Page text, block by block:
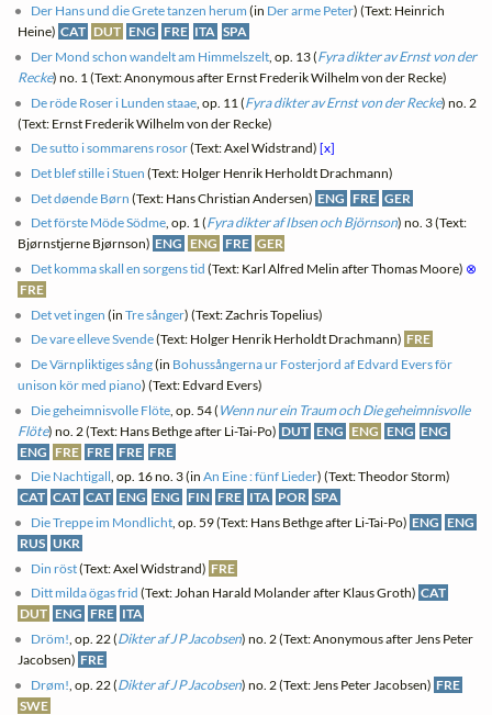
Der Hans und die Grete tanzen herum (in Der arme Peter) (Text: Heinrich
Heine) CAT DUT ENG FRE ITA SPA
Der Mond schon wandelt am Himmelszelt , op. 13 (Fyra dikter av Ernst von der
Recke) no. 1 (Text: Anonymous after Ernst Frederik Wilhelm von der Recke)
De röde Roser i Lunden staae , op. 11 (Fyra dikter av Ernst von der Recke) no. 2
(Text: Ernst Frederik Wilhelm von der Recke)
De sutto i sommarens rosor(Text: Axel Widstrand)[x]
Det blef stille i Stuen (Text: Holger Henrik Herholdt Drachmann)
Det døende Børn (Text: Hans Christian Andersen) ENG FRE GER
Det förste Möde Södme, op. 1 (Fyra dikter af Ibsen och Björnson) no. 3 (Text:
Bjørnstjerne Bjørnson) ENG ENG FRE GER
Det komma skall en sorgens tid (Text: Karl Alfred Melin after Thomas Moore) ⊗
FRE
Det vet ingen (inTre sånger) (Text: Zachris Topelius)
De vare elleve Svende(Text: Holger Henrik Herholdt Drachmann) FRE
De Värnpliktiges sång(in Bohussångerna ur Fosterjord af Edvard Evers för
unison kör med piano) (Text: Edvard Evers)
Die geheimnisvolle Flöte , op. 54 ( Wenn nur ein Traum och Die geheimnisvolle
Flöte) no. 2 (Text: Hans Bethge after Li-Tai-Po) DUT ENG ENG ENG ENG
ENG FRE FRE FRE FRE
Die Nachtigall, op. 16 no. 3 (inAn Eine : fünf Lieder) (Text: Theodor Storm)
CAT CAT CAT ENG ENG FIN FRE ITA POR SPA
Die Treppe im Mondlicht, op. 59 (Text: Hans Bethge after Li-Tai-Po) ENG ENG
RUS UKR
Din röst(Text: Axel Widstrand) FRE
Ditt milda ögas frid (Text: Johan Harald Molander after Klaus Groth) CAT
DUT ENG FRE ITA
Dröm!, op. 22 (Dikter af J P Jacobsen) no. 2 (Text: Anonymous after Jens Peter
Jacobsen) FRE
Drøm! , op. 22 (Dikter af J P Jacobsen) no. 2 (Text: Jens Peter Jacobsen) FRE
SWE